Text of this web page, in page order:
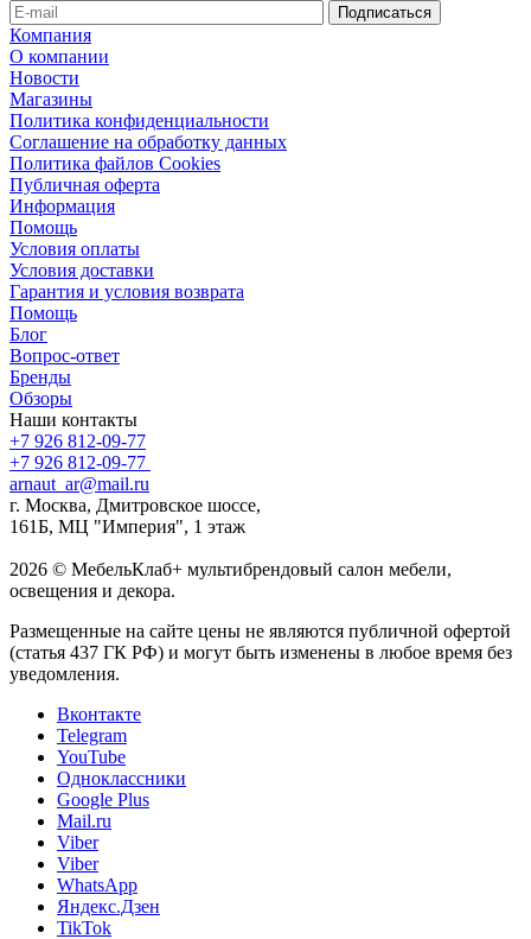
Компания
О компании
Новости
Магазины
Политика конфиденциальности
Соглашение на обработку данных
Политика файлов Cookies
Публичная оферта
Информация
Помощь
Условия оплаты
Условия доставки
Гарантия и условия возврата
Помощь
Блог
Вопрос-ответ
Бренды
Обзоры
Наши контакты
+7 926 812-09-77
+7 926 812-09-77
arnaut_ar@mail.ru
г. Москва, Дмитровское шоссе,
161Б, МЦ "Империя", 1 этаж
2026 © МебельКлаб+ мультибрендовый салон мебели,
освещения и декора.
Размещенные на сайте цены не являются публичной офертой
(статья 437 ГК РФ) и могут быть изменены в любое время без
уведомления.
Вконтакте
Telegram
YouTube
Одноклассники
Google Plus
Mail.ru
Viber
Viber
WhatsApp
Яндекс.Дзен
TikTok